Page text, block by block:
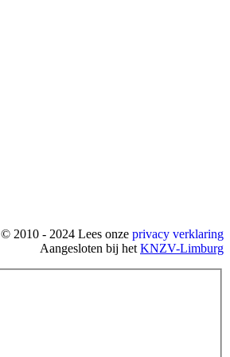
© 2010 - 2024 Lees onze privacy verklaring
Aangesloten bij het KNZV-Limburg